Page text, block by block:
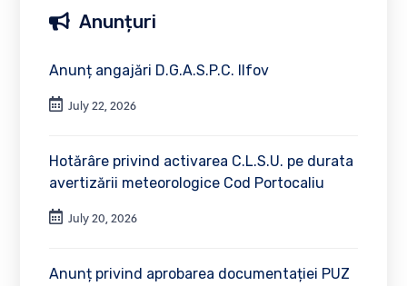
Anunțuri
Anunț angajări D.G.A.S.P.C. Ilfov
July 22, 2026
Hotărâre privind activarea C.L.S.U. pe durata
avertizării meteorologice Cod Portocaliu
July 20, 2026
Anunț privind aprobarea documentației PUZ